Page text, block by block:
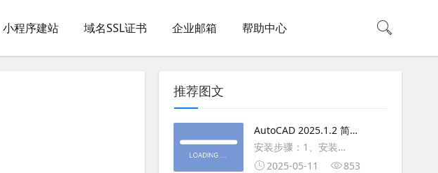
小程序建站 域名SSL证书 企业邮箱 帮助中心
推荐图文
AutoCAD 2025.1.2 简体
中文版（64位）破解版下
载
安装步骤：1、安装
2025-05-11 853